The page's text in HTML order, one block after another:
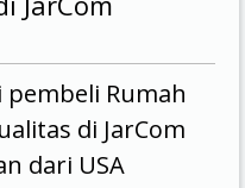
Rumah
di JarCom
dari USA